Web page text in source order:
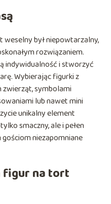
był niepowtarzalny,
rozwiązaniem.
indywidualność i stworzyć
Wybierając figurki z
zwierząt, symbolami
lub nawet mini
unikalny element
smaczny, ale i pełen
niezapomniane
figur na tort